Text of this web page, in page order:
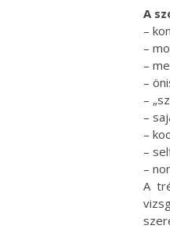
A
–
–
–
–
–
–
–
–
–
A